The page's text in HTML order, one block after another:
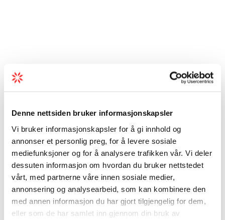
Denne nettsiden bruker informasjonskapsler
Vi bruker informasjonskapsler for å gi innhold og
annonser et personlig preg, for å levere sosiale
mediefunksjoner og for å analysere trafikken vår. Vi deler
dessuten informasjon om hvordan du bruker nettstedet
vårt, med partnerne våre innen sosiale medier,
annonsering og analysearbeid, som kan kombinere den
med annen informasjon du har gjort tilgjengelig for dem,
eller som de har samlet inn gjennom din bruk av